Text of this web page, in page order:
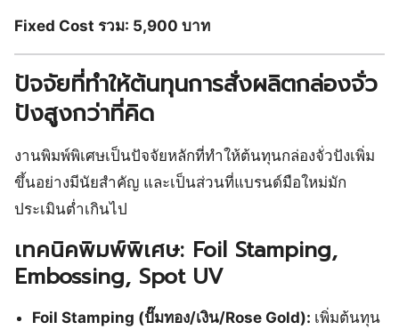
Fixed Cost รวม: 5,900 บาท
ปัจจัยที่ทำให้ต้นทุนการสั่งผลิตกล่องจั่ว
ปังสูงกว่าที่คิด
งานพิมพ์พิเศษเป็นปัจจัยหลักที่ทำให้ต้นทุนกล่องจั่วปังเพิ่ม
ขึ้นอย่างมีนัยสำคัญ และเป็นส่วนที่แบรนด์มือใหม่มัก
ประเมินต่ำเกินไป
เทคนิคพิมพ์พิเศษ: Foil Stamping,
Embossing, Spot UV
Foil Stamping (ปั๊มทอง/เงิน/Rose Gold): เพิ่มต้นทุน